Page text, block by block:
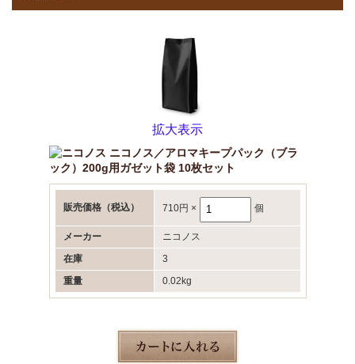
拡大表示
ニコノス／アロマキープパック（ブラ
ック）200g用ガゼット袋 10枚セット
販売価格（税込） 710円 × 個
メーカー
ニコノス
在庫
3
重量
0.02kg